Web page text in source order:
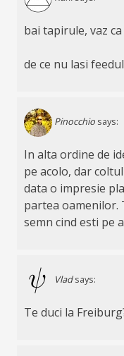
bai tapirule, vaz
de ce nu lasi
Pinocchio says:
In alta ordine de
pe acolo, dar
data o impresie
partea oamenilor.
semn cind esti pe
Vlad says:
Te duci la